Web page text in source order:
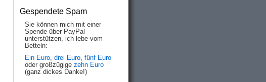
Gespendete Spam
Sie können mich mit einer
Spende über PayPal
unterstützen, ich lebe vom
Betteln:
Ein Euro, drei Euro, fünf Euro
oder großzügige zehn Euro
(ganz dickes Danke!)